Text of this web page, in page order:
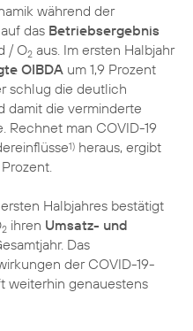
während der
das Betriebsergebnis
/ O2 aus. Im ersten Halbjahr
OIBDA um 1,9 Prozent
schlug die deutlich
damit die verminderte
Rechnet man COVID-19
1) heraus, ergibt
Halbjahres bestätigt
2 ihren Umsatz- und
Das
der COVID-19-
weiterhin genauestens